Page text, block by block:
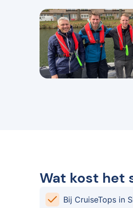
Wat kost het
Bij CruiseTops in